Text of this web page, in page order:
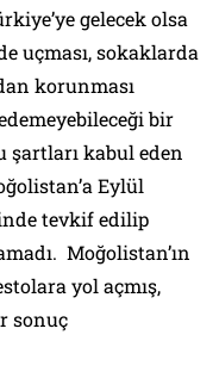
gelecek olsa
uçması, sokaklarda
korunması
bir
şartları kabul eden
Eylül
tevkif edilip
Moğolistan’ın
yol açmış,
sonuç